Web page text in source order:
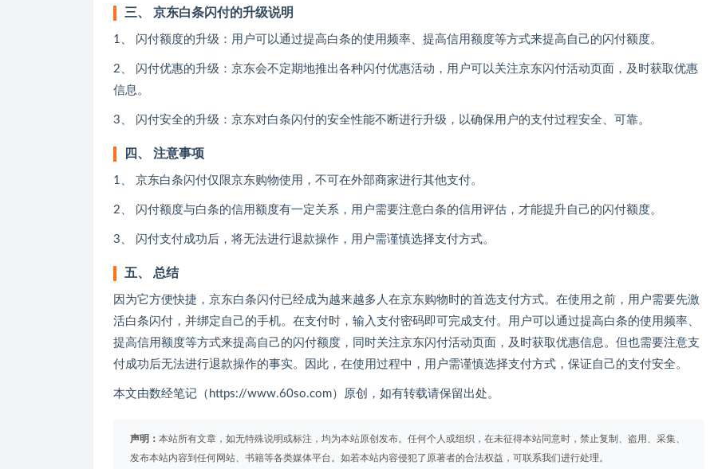
三、 京东白条闪付的升级说明
1、 闪付额度的升级：用户可以通过提高白条的使用频率、提高信用额度等方式来提高自己的闪付额度。
2、 闪付优惠的升级：京东会不定期地推出各种闪付优惠活动，用户可以关注京东闪付活动页面，及时获取优惠
信息。
3、 闪付安全的升级：京东对白条闪付的安全性能不断进行升级，以确保用户的支付过程安全、可靠。
四、 注意事项
1、 京东白条闪付仅限京东购物使用，不可在外部商家进行其他支付。
2、 闪付额度与白条的信用额度有一定关系，用户需要注意白条的信用评估，才能提升自己的闪付额度。
3、 闪付支付成功后，将无法进行退款操作，用户需谨慎选择支付方式。
五、 总结
因为它方便快捷，京东白条闪付已经成为越来越多人在京东购物时的首选支付方式。在使用之前，用户需要先激
活白条闪付，并绑定自己的手机。在支付时，输入支付密码即可完成支付。用户可以通过提高白条的使用频率、
提高信用额度等方式来提高自己的闪付额度，同时关注京东闪付活动页面，及时获取优惠信息。但也需要注意支
付成功后无法进行退款操作的事实。因此，在使用过程中，用户需谨慎选择支付方式，保证自己的支付安全。
本文由数经笔记（https://www.60so.com）原创，如有转载请保留出处。
声明： 本站所有文章，如无特殊说明或标注，均为本站原创发布。任何个人或组织，在未征得本站同意时，禁止复制、盗用、采集、
发布本站内容到任何网站、书籍等各类媒体平台。如若本站内容侵犯了原著者的合法权益，可联系我们进行处理。